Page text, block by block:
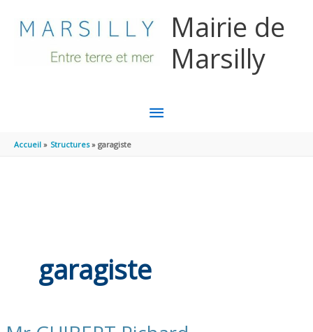
Mairie de
Marsilly
MENU
Accueil Structures garagiste
garagiste